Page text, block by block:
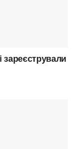
зареєстрували